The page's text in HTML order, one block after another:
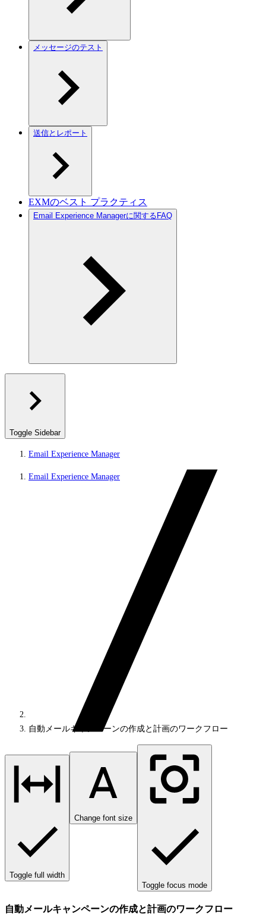
メッセージのテスト
送信とレポート
EXMのベスト プラクティス
Email Experience Managerに関するFAQ
Toggle Sidebar
Email Experience Manager
Email Experience Manager
自動メールキャンペーンの作成と計画のワークフロー
Toggle full width
Change font size
Toggle focus mode
自動メールキャンペーンの作成と計画のワークフロー